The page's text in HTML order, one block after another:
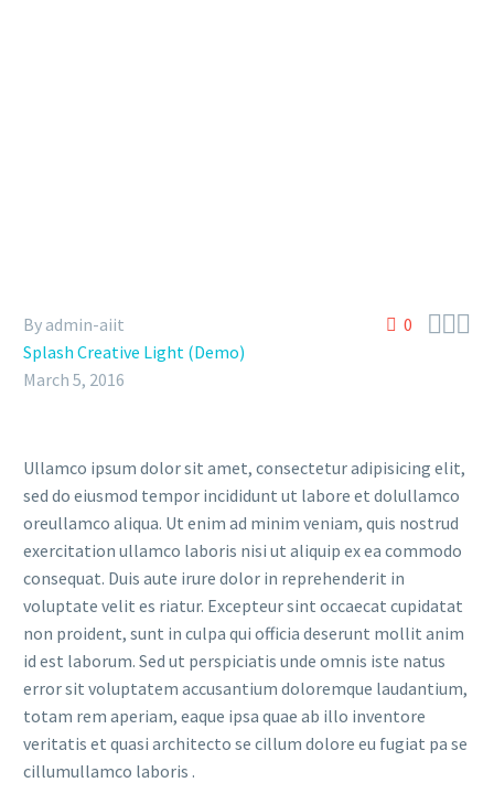
0 
By admin-aiit
Splash Creative Light (Demo)
March 5, 2016
Ullamco ipsum dolor sit amet, consectetur adipisicing elit,
sed do eiusmod tempor incididunt ut labore et dolullamco
oreullamco aliqua. Ut enim ad minim veniam, quis nostrud
exercitation ullamco laboris nisi ut aliquip ex ea commodo
consequat. Duis aute irure dolor in reprehenderit in
voluptate velit es riatur. Excepteur sint occaecat cupidatat
non proident, sunt in culpa qui officia deserunt mollit anim
id est laborum. Sed ut perspiciatis unde omnis iste natus
error sit voluptatem accusantium doloremque laudantium,
totam rem aperiam, eaque ipsa quae ab illo inventore
veritatis et quasi architecto se cillum dolore eu fugiat pa se
cillumullamco laboris .